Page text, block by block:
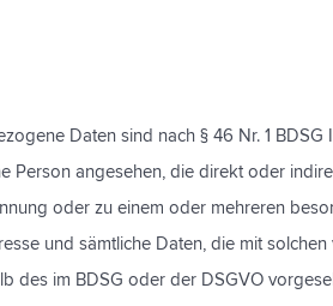
Daten sind nach § 46 Nr. 1
Person angesehen, die direkt oder
oder zu einem oder mehreren
und sämtliche Daten, die mit
des im BDSG oder der DSGVO